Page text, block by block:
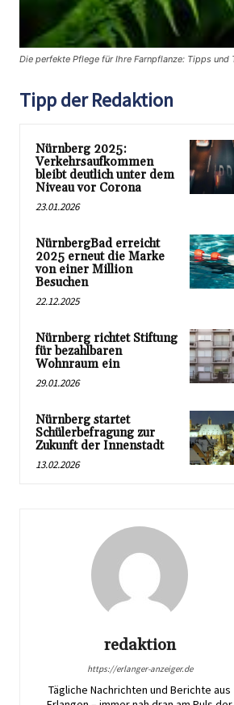
Die perfekte Pflege für Ihre Farnpflanze: Tipps
Tipp der Redaktion
Nürnberg 2025:
Verkehrsaufkommen
bleibt deutlich unter dem
Niveau vor Corona
23.01.2026
NürnbergBad erreicht
2025 erneut die Marke
von einer Million
Besuchen
22.12.2025
Nürnberg richtet Stiftung
für bezahlbaren
Wohnraum ein
29.01.2026
Nürnberg startet
Schülerbefragung zur
Zukunft der Innenstadt
13.02.2026
redaktion
https://erlanger-anzeiger.de
Tägliche Nachrichten und Berichte aus